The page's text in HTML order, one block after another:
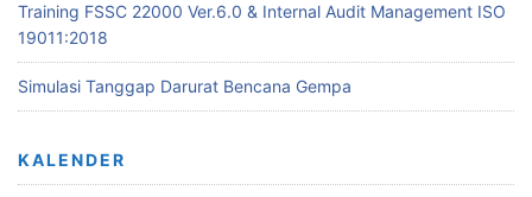
Training FSSC 22000 Ver.6.0 & Internal Audit Management ISO
19011:2018
Simulasi Tanggap Darurat Bencana Gempa
KALENDER